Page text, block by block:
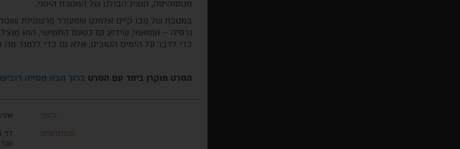
מטסוהיסה, הנציג הבולט של המטבח היפני.
במטבח של נובו קיים אלמנט שמעורר פרשנויות
גרסיה – אומאמי, שידוע גם כטעם החמישי. הוא
כדי לדבר על הימים הטובים, אלא גם כדי ללמוד
הסרט מוקרן ביחד עם הסרט ברוך הבא מסייה
בימוי
משתתפים